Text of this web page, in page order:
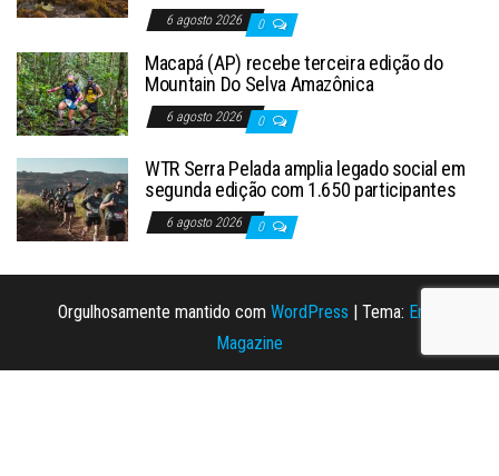
6 agosto 2026 0
Macapá (AP) recebe terceira edição do
Mountain Do Selva Amazônica
6 agosto 2026 0
WTR Serra Pelada amplia legado social em
segunda edição com 1.650 participantes
6 agosto 2026 0
Orgulhosamente mantido com WordPress | Tema: Envo
Magazine